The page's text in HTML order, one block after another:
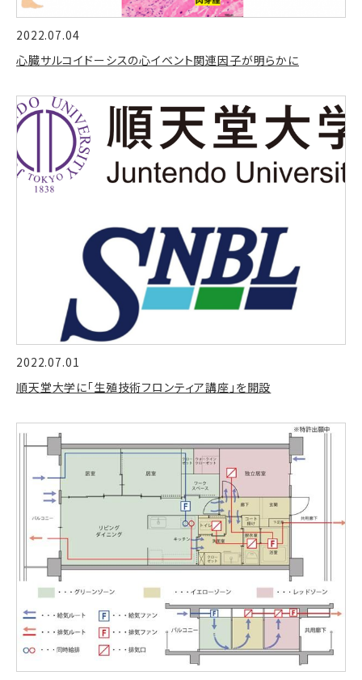
2022.07.04
心臓サルコイドーシスの心イベント関連因子が明らかに
2022.07.01
順天堂大学に「生殖技術フロンティア講座」を開設